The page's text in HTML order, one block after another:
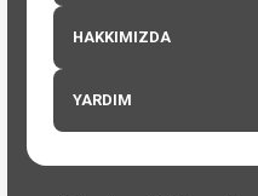
HAKKIMIZDA
YARDIM